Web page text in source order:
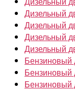
Дизельный
Дизельный
Дизельный
Дизельный
Бензиновый
Бензиновый
Бензиновый